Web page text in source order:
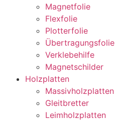
Magnetfolie
Flexfolie
Plotterfolie
Übertragungsfolie
Verklebehilfe
Magnetschilder
Holzplatten
Massivholzplatten
Gleitbretter
Leimholzplatten